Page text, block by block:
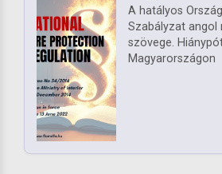
A hatályos
Szabályzat angol
szövege.
Magyarországon